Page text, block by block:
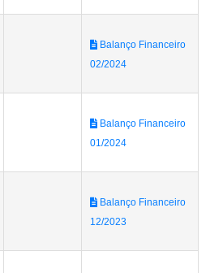
Balanço Financeiro
02/2024
Balanço Financeiro
01/2024
Balanço Financeiro
12/2023